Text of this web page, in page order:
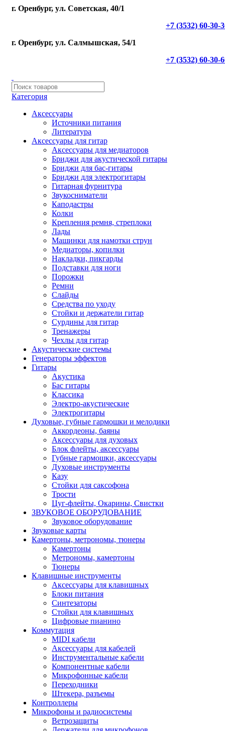
г. Оренбург, ул. Советская, 40/1
+7 (3532) 60-30-
г. Оренбург, ул. Салмышская, 54/1
+7 (3532) 60-30-
Категория
Аксессуары
Источники питания
Литература
Аксессуары для гитар
Аксессуары для медиаторов
Бриджи для акустической гитары
Бриджи для бас-гитары
Бриджи для электрогитары
Гитарная фурнитура
Звукосниматели
Каподастры
Колки
Крепления ремня, стреплоки
Лады
Машинки для намотки струн
Медиаторы, копилки
Накладки, пикгарды
Подставки для ноги
Порожки
Ремни
Слайды
Средства по уходу
Стойки и держатели гитар
Сурдины для гитар
Тренажеры
Чехлы для гитар
Акустические системы
Генераторы эффектов
Гитары
Акустика
Бас гитары
Классика
Электро-акустические
Электрогитары
Духовые, губные гармошки и мелодики
Аккордеоны, баяны
Аксессуары для духовых
Блок флейты, аксессуары
Губные гармошки, аксессуары
Духовые инструменты
Казу
Стойки для саксофона
Трости
Цуг-флейты, Окарины, Свистки
ЗВУКОВОЕ ОБОРУДОВАНИЕ
Звуковое оборудование
Звуковые карты
Камертоны, метрономы, тюнеры
Камертоны
Метрономы, камертоны
Тюнеры
Клавишные инструменты
Аксессуары для клавишных
Блоки питания
Синтезаторы
Стойки для клавишных
Цифровые пианино
Коммутация
MIDI кабели
Аксессуары для кабелей
Инструментальные кабели
Компонентные кабели
Микрофонные кабели
Переходники
Штекера, разъемы
Контроллеры
Микрофоны и радиосистемы
Ветрозащиты